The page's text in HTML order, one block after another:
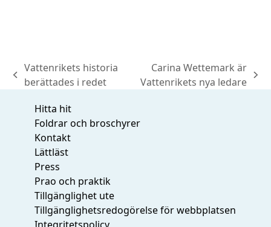
previous
Vattenrikets historia
berättades i redet
next
Carina Wettemark är
Vattenrikets nya ledare
Hitta hit
Foldrar och broschyrer
Kontakt
Lättläst
Press
Prao och praktik
Tillgänglighet ute
Tillgänglighetsredogörelse för webbplatsen